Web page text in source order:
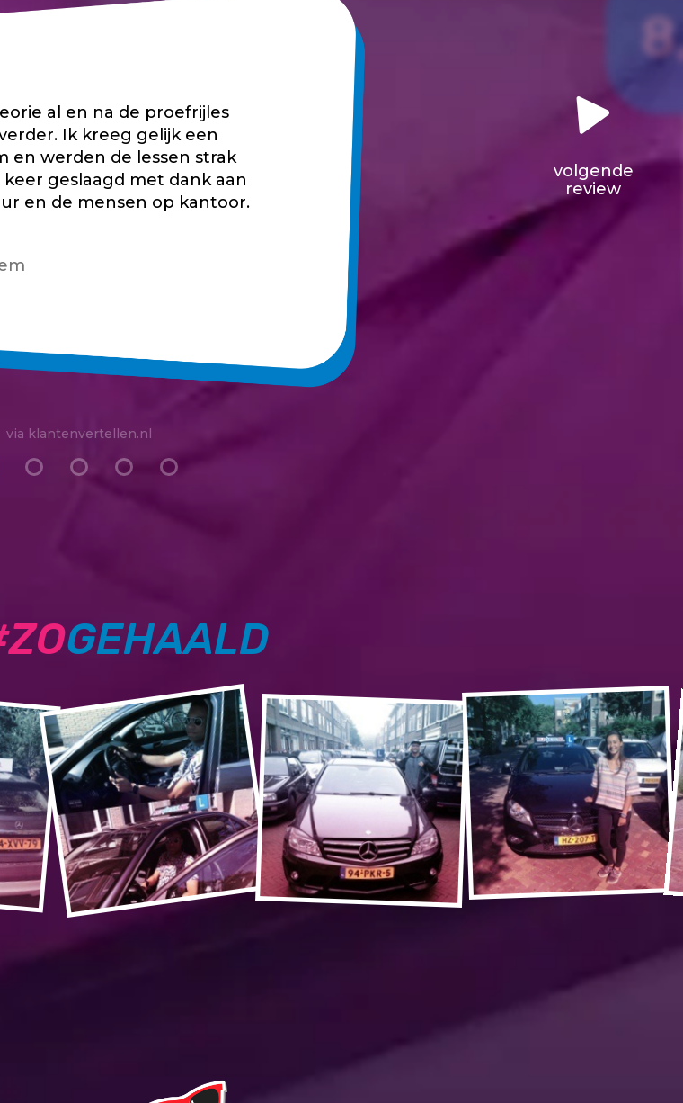
al en na de proefrijles
Ik kreeg gelijk een
en werden de lessen strak
keer geslaagd met dank aan
en de mensen op kantoor.
volgende
review
via klantenvertellen.nl
GEHAALD